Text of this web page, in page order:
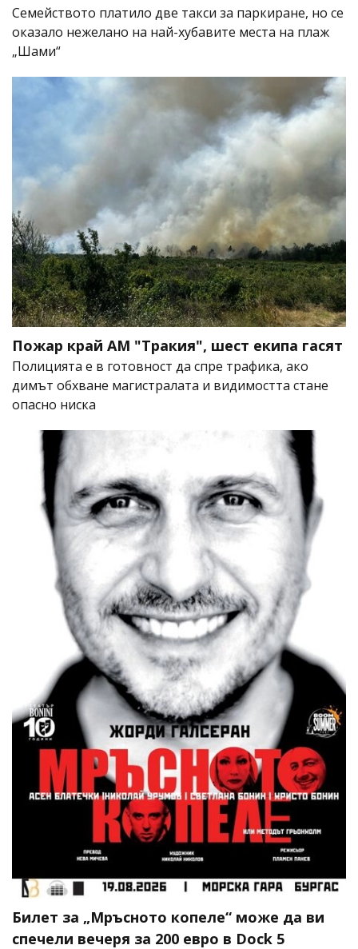
Семейството платило две такси за паркиране, но се
оказало нежелано на най-хубавите места на плаж
„Шами“
Пожар край АМ "Тракия", шест екипа гасят
Полицията е в готовност да спре трафика, ако
димът обхване магистралата и видимостта стане
опасно ниска
Билет за „Мръсното копеле“ може да ви
спечели вечеря за 200 евро в Dock 5